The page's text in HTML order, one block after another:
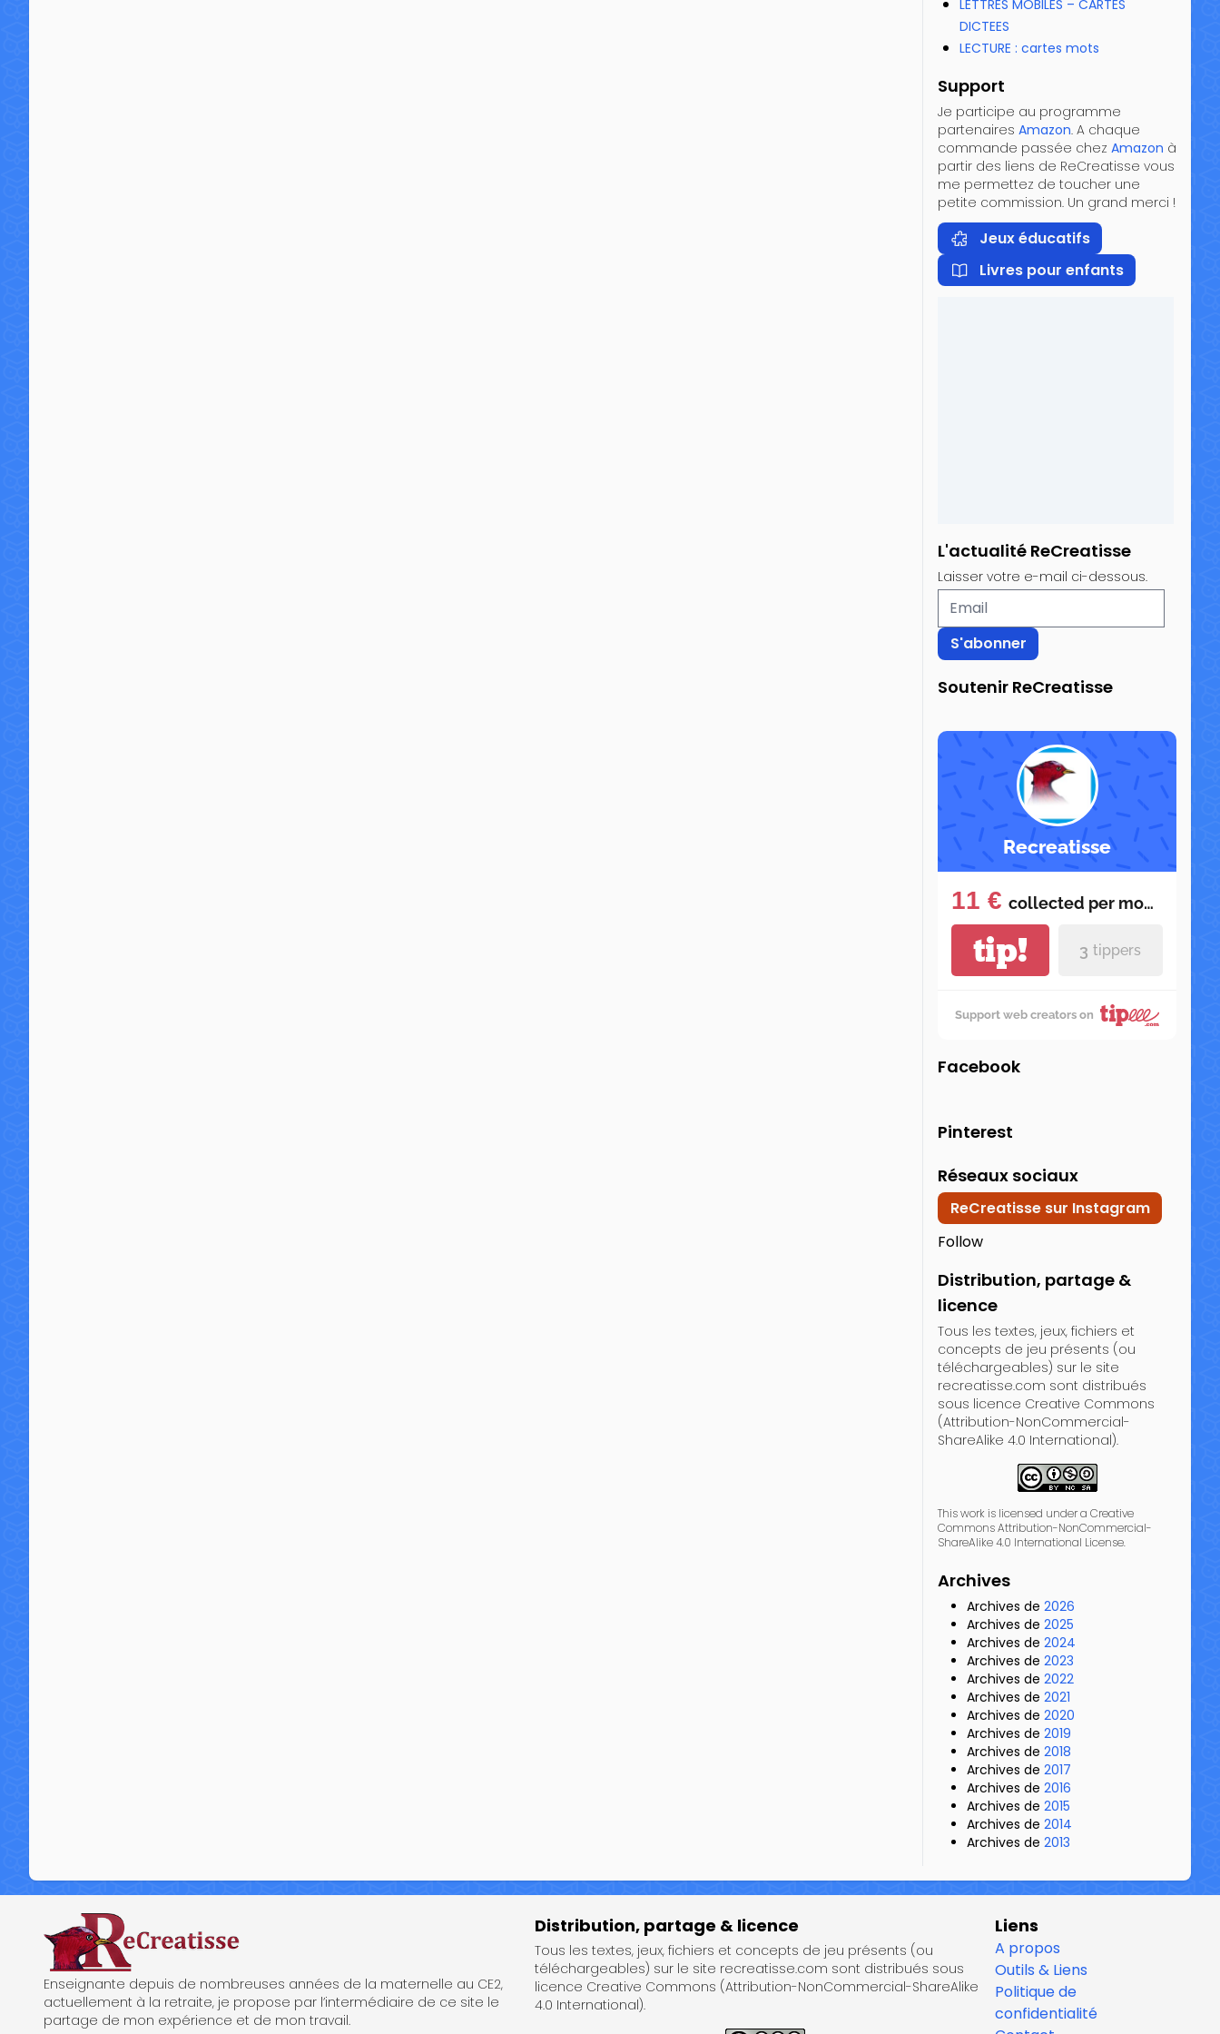
LETTRES MOBILES – CARTES
DICTEES
LECTURE : cartes mots
Support
Je participe au programme
partenaires Amazon. A chaque
commande passée chez Amazon à
partir des liens de ReCreatisse vous
me permettez de toucher une
petite commission. Un grand merci !
Jeux éducatifs
Livres pour enfants
L'actualité ReCreatisse
Laisser votre e-mail ci-dessous.
Soutenir ReCreatisse
Recreatisse
11 € collected per month
tip! 3 tippers
Support web creators on
Facebook
Pinterest
Réseaux sociaux
ReCreatisse sur Instagram
Follow
Distribution, partage &
licence
Tous les textes, jeux, fichiers et
concepts de jeu présents (ou
téléchargeables) sur le site
recreatisse.com sont distribués
sous licence Creative Commons
(Attribution-NonCommercial-
ShareAlike 4.0 International).
This work is licensed under a Creative
Commons Attribution-NonCommercial-
ShareAlike 4.0 International License.
Archives
Archives de 2026
Archives de 2025
Archives de 2024
Archives de 2023
Archives de 2022
Archives de 2021
Archives de 2020
Archives de 2019
Archives de 2018
Archives de 2017
Archives de 2016
Archives de 2015
Archives de 2014
Archives de 2013
ReCreatisse
Enseignante depuis de nombreuses années de la maternelle au CE2,
actuellement à la retraite, je propose par l’intermédiaire de ce site le
partage de mon expérience et de mon travail.
Distribution, partage & licence
Tous les textes, jeux, fichiers et concepts de jeu présents (ou
téléchargeables) sur le site recreatisse.com sont distribués sous
licence Creative Commons (Attribution-NonCommercial-ShareAlike
4.0 International).
Liens
A propos
Outils & Liens
Politique de
confidentialité